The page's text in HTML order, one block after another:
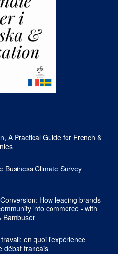
A Practical Guide for French &
Business Climate Survey
How leading brands
into commerce - with
Bambuser
en quoi l'expérience
débat francais